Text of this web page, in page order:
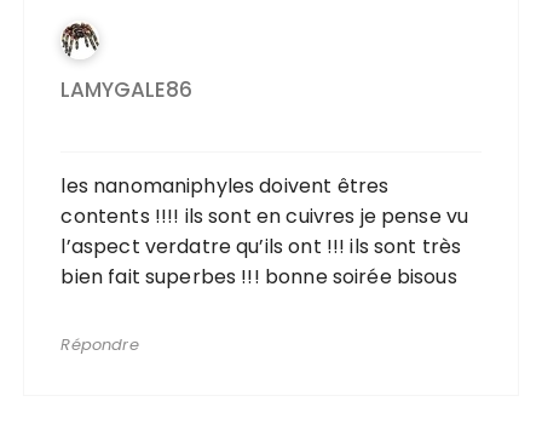
LAMYGALE86
les nanomaniphyles doivent êtres
contents !!!! ils sont en cuivres je pense vu
l’aspect verdatre qu’ils ont !!! ils sont très
bien fait superbes !!! bonne soirée bisous
Répondre